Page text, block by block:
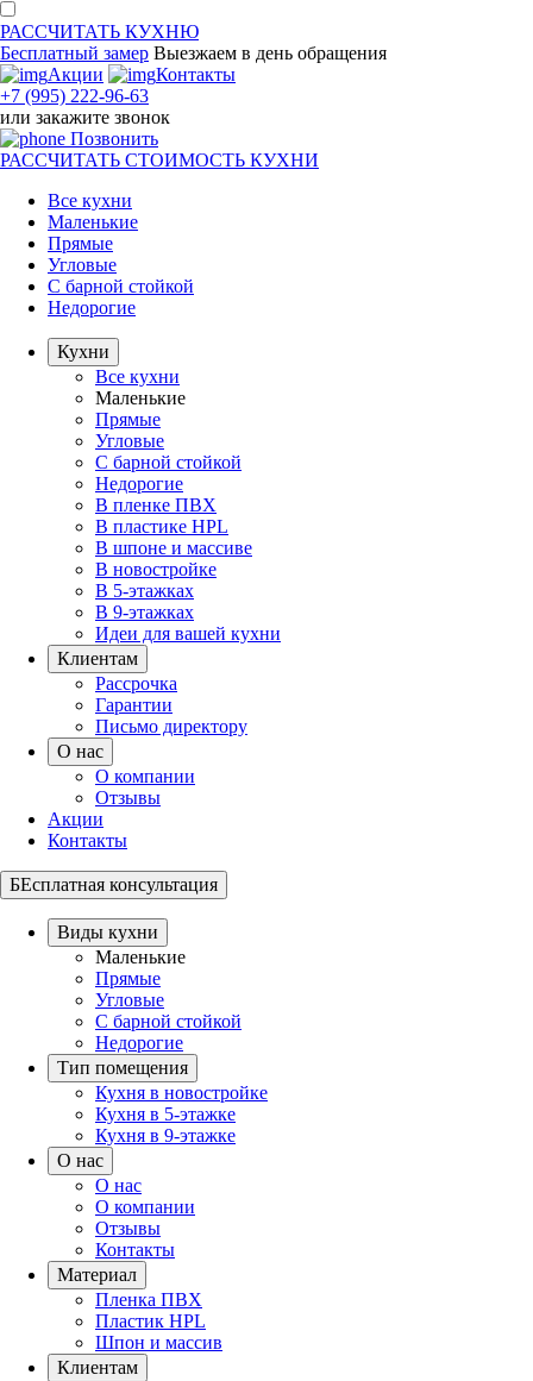
РАССЧИТАТЬ КУХНЮ
Бесплатный замер Выезжаем в день обращения
Акции
Контакты
+7 (995) 222-96-63
или закажите звонок
Позвонить
РАССЧИТАТЬ СТОИМОСТЬ КУХНИ
Все кухни
Маленькие
Прямые
Угловые
С барной стойкой
Недорогие
Кухни
Все кухни
Маленькие
Прямые
Угловые
С барной стойкой
Недорогие
В пленке ПВХ
В пластике HPL
В шпоне и массиве
В новостройке
В 5-этажках
В 9-этажках
Идеи для вашей кухни
Клиентам
Рассрочка
Гарантии
Письмо директору
О нас
О компании
Отзывы
Акции
Контакты
БЕсплатная консультация
Виды кухни
Маленькие
Прямые
Угловые
С барной стойкой
Недорогие
Тип помещения
Кухня в новостройке
Кухня в 5-этажке
Кухня в 9-этажке
О нас
О нас
О компании
Отзывы
Контакты
Материал
Пленка ПВХ
Пластик HPL
Шпон и массив
Клиентам